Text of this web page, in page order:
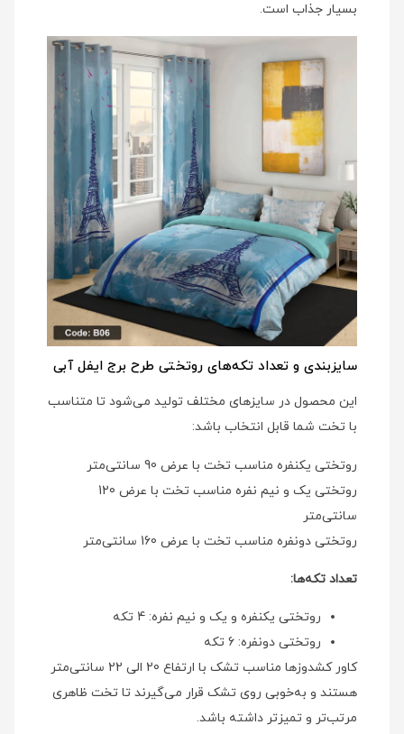
بسیار جذاب است.
سایزبندی و تعداد تکه‌های روتختی طرح برج ایفل آبی
این محصول در سایزهای مختلف تولید می‌شود تا متناسب
با تخت شما قابل انتخاب باشد:
روتختی یکنفره مناسب تخت با عرض 90 سانتی‌متر
روتختی یک و نیم نفره مناسب تخت با عرض 120
سانتی‌متر
روتختی دونفره مناسب تخت با عرض 160 سانتی‌متر
تعداد تکه‌ها:
روتختی یکنفره و یک و نیم نفره: 4 تکه
روتختی دونفره: 6 تکه
کاور کشدوزها مناسب تشک با ارتفاع 20 الی 22 سانتی‌متر
هستند و به‌خوبی روی تشک قرار می‌گیرند تا تخت ظاهری
مرتب‌تر و تمیزتر داشته باشد.